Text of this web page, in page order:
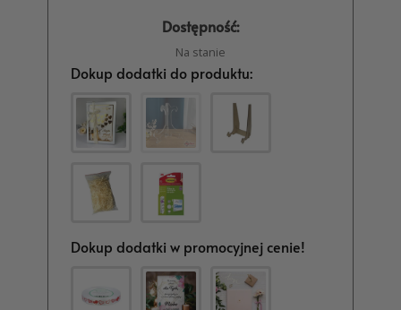
Dostępność:
Na stanie
Dokup dodatki do produktu:
Dokup dodatki w promocyjnej cenie!